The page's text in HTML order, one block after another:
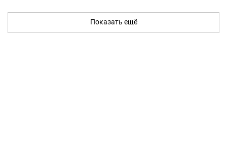
Показать ещё